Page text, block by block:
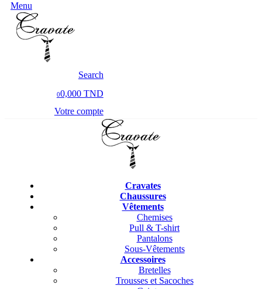
Menu
Search
00,000 TND
Votre compte
Cravates
Chaussures
Vêtements
Chemises
Pull & T-shirt
Pantalons
Sous-Vêtements
Accessoires
Bretelles
Trousses et Sacoches